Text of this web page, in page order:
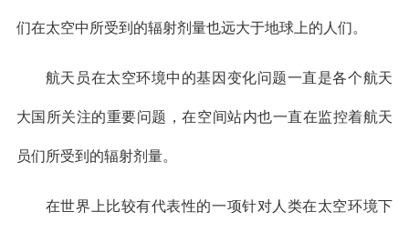
们在太空中所受到的辐射剂量也远大于地球上的人们。
航天员在太空环境中的基因变化问题一直是各个航天
大国所关注的重要问题，在空间站内也一直在监控着航天
员们所受到的辐射剂量。
在世界上比较有代表性的一项针对人类在太空环境下